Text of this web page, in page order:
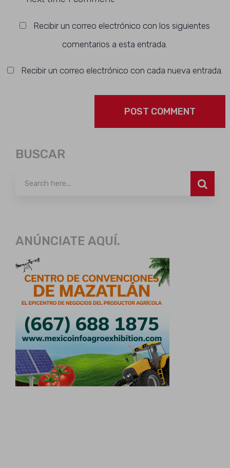
Recibir un correo electrónico con los siguientes
comentarios a esta entrada.
Recibir un correo electrónico con cada nueva entrada.
BUSCAR
ANÚNCIATE AQUÍ.